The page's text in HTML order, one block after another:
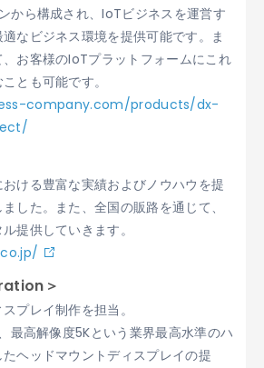
から構成され、IoTビジネスを運営す
なビジネス環境を提供可能です。ま
お客様のIoTプラットフォームにこれ
とも可能です。
company.com/products/dx-
ける豊富な実績およびノウハウを提
した。また、全国の販路を通じて、
提供していきます。
＞
プレイ制作を担当。
最高解像度5Kという業界最高水準のハ
ヘッドマウントディスプレイの提